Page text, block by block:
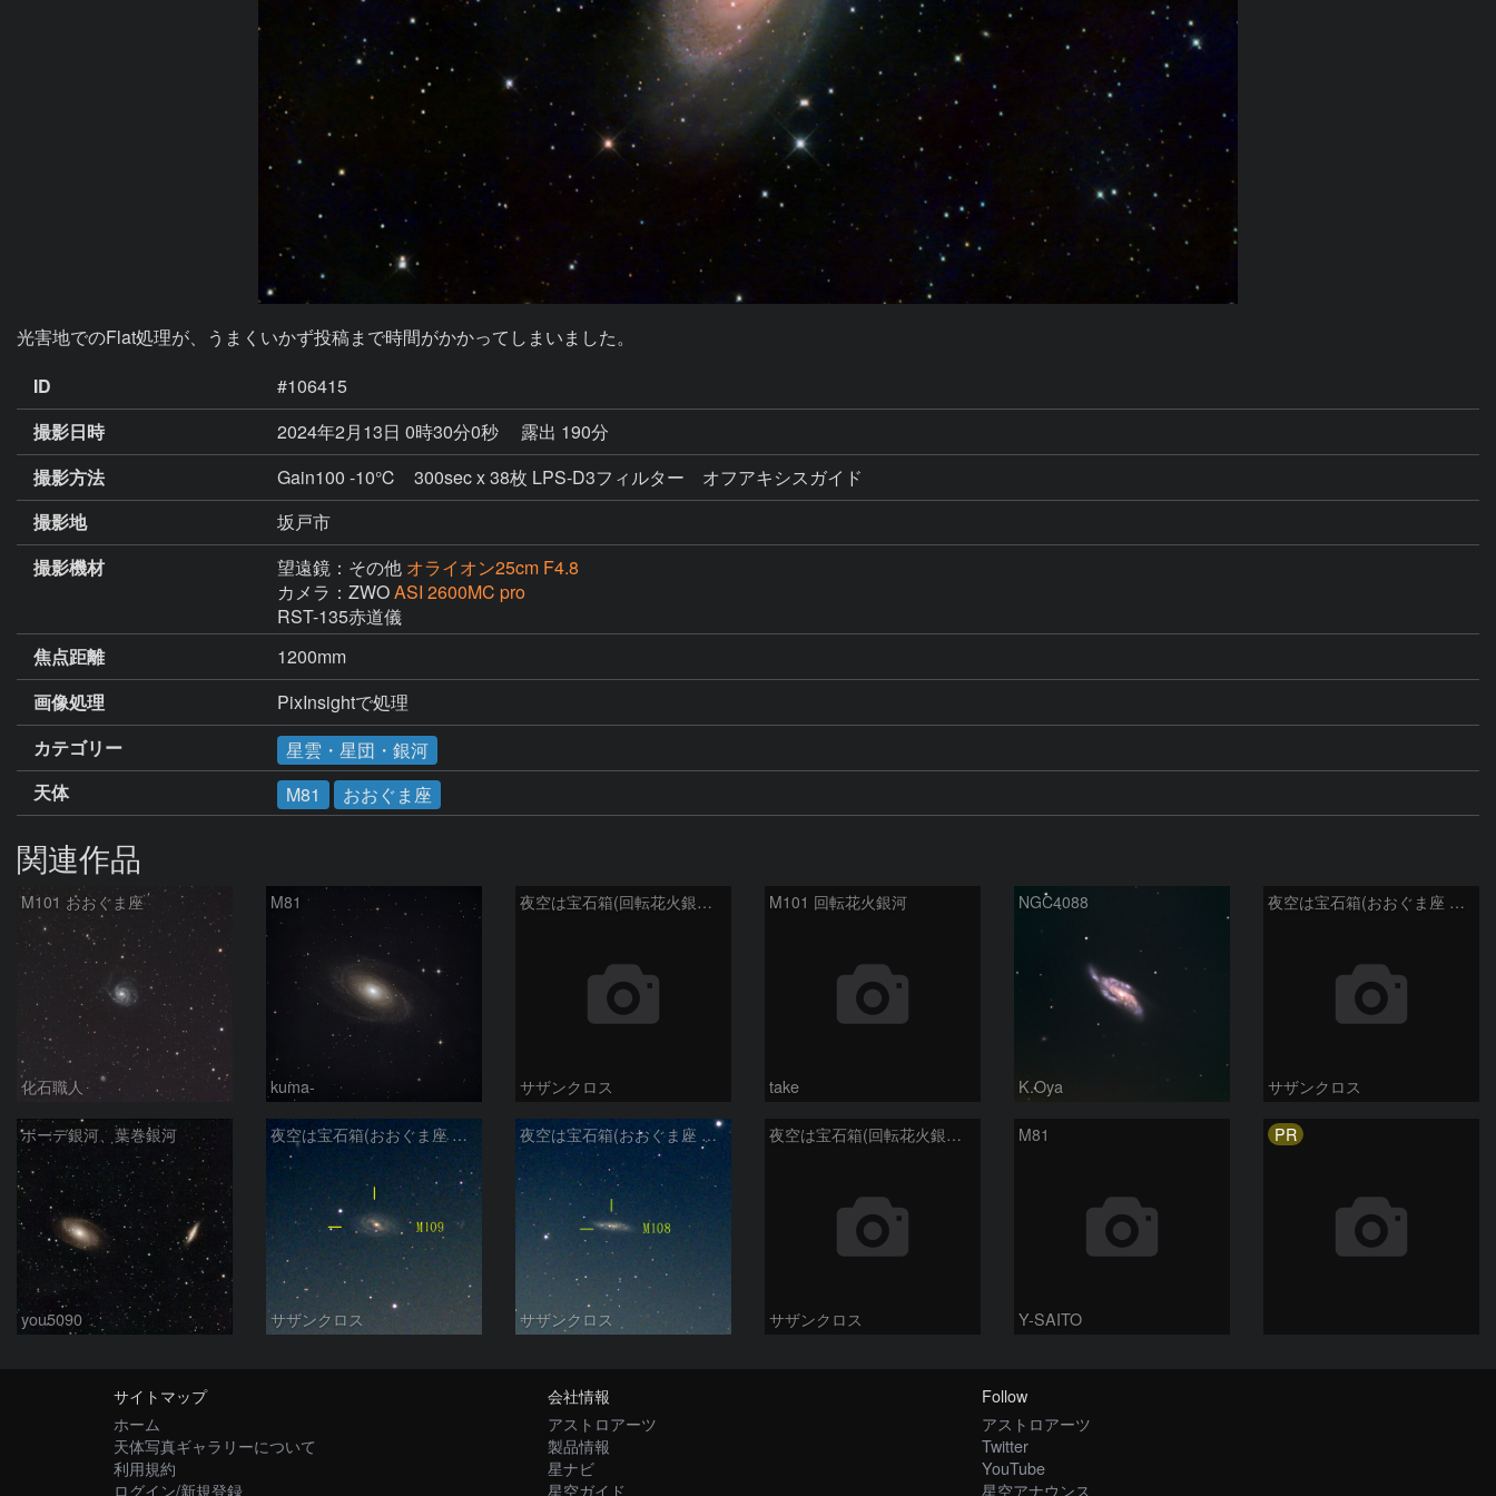
ID
#106415
撮影日時
2024年2月13日 0時30分0秒
露出 190分
撮影方法
Gain100 -10℃ 300sec x 38枚 LPS-D3フィルター オフアキシスガイド
撮影地
坂戸市
撮影機材
望遠鏡：その他 オライオン25cm F4.8
カメラ：ZWOASI 2600MC pro
RST-135赤道儀
焦点距離
1200mm
画像処理
PixInsightで処理
カテゴリー
星雲・星団・銀河
天体
M81 おおぐま座
関連作品
M101 おおぐま座
化石職人
M81
kuma-
夜空は宝石箱(回転花火銀河 M101) Seestar50
サザンクロス
M101 回転花火銀河
take
NGC4088
K.Oya
夜空は宝石箱(おおぐま座 NGC3198) Seestar50
サザンクロス
ボーデ銀河、葉巻銀河
you5090
夜空は宝石箱(おおぐま座 M109) Seestar50
サザンクロス
夜空は宝石箱(おおぐま座 M108) Seestar50
サザンクロス
夜空は宝石箱(回転花火銀河 M101) Seestar50
サザンクロス
M81
Y-SAITO
PR
サイトマップ
ホーム
天体写真ギャラリーについて
利用規約
ログイン/新規登録
会社情報
アストロアーツ
製品情報
星ナビ
星空ガイド
Follow
アストロアーツ
Twitter
YouTube
星空アナウンス